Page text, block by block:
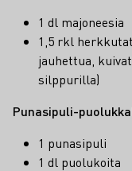
1 dl majoneesia
1,5 rkl
jauhettua,
silppurilla)
Punasipuli-
1 punasipuli
1 dl puolukoita